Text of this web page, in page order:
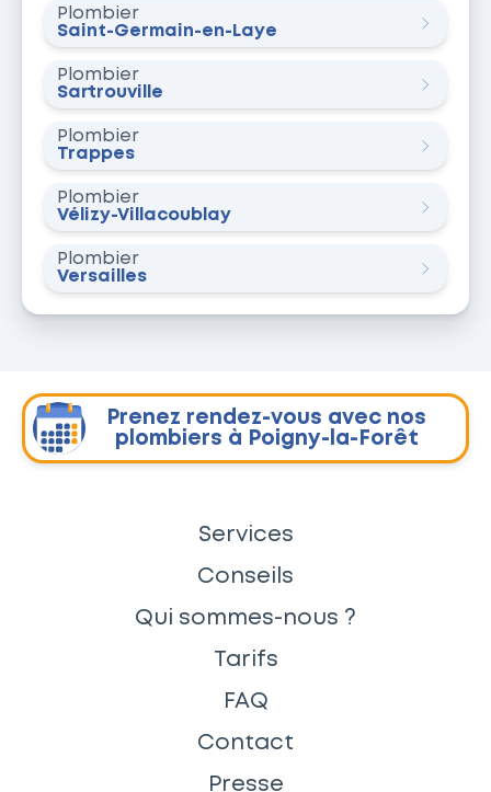
Plombier
Saint-Germain-en-Laye
Plombier
Sartrouville
Plombier
Trappes
Plombier
Vélizy-Villacoublay
Plombier
Versailles
Prenez rendez-vous avec nos
plombiers à Poigny-la-Forêt
Services
Conseils
Qui sommes-nous ?
Tarifs
FAQ
Contact
Presse